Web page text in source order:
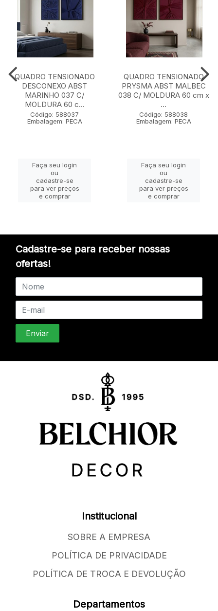
QUADRO TENSIONADO
DESCONEXO ABST
MARINHO 037 C/
MOLDURA 60 c...
Código: 588037
Embalagem: PECA
Faça seu login
ou
cadastre-se
para ver preços
e comprar
QUADRO TENSIONADO
PRYSMA ABST MALBEC
038 C/ MOLDURA 60 cm x
...
Código: 588038
Embalagem: PECA
Faça seu login
ou
cadastre-se
para ver preços
e comprar
Cadastre-se para receber nossas
ofertas!
Institucional
SOBRE A EMPRESA
POLÍTICA DE PRIVACIDADE
POLÍTICA DE TROCA E DEVOLUÇÃO
Departamentos